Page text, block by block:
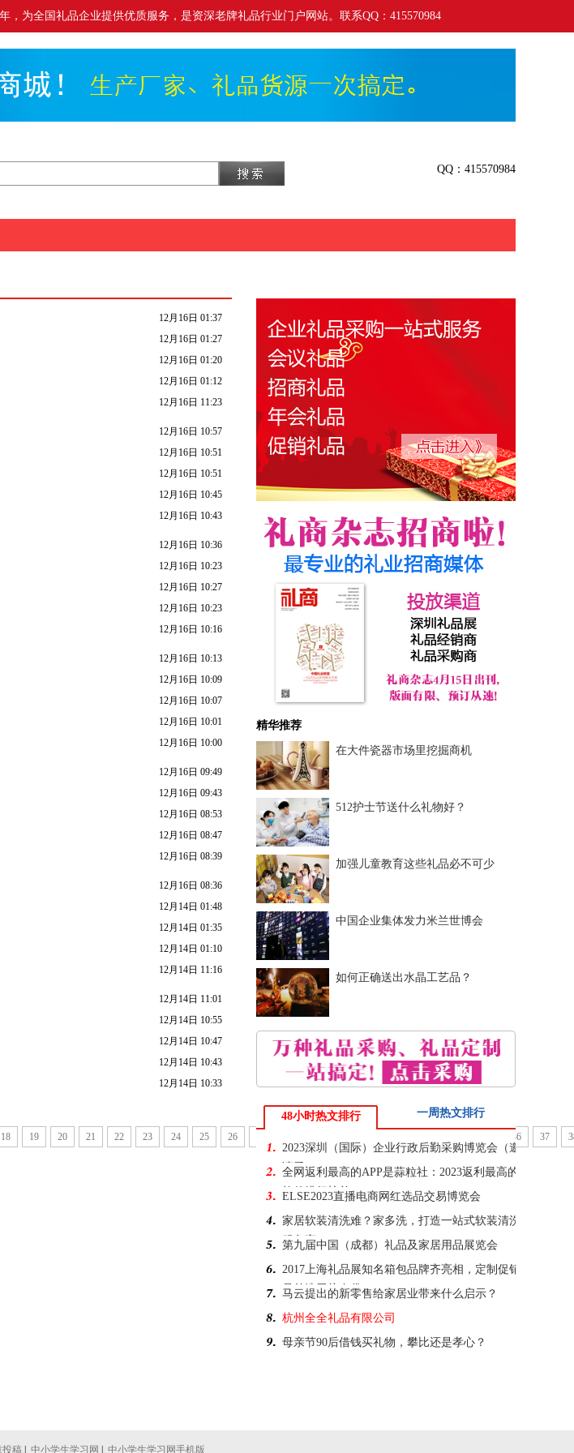
为全国礼品企业提供优质服务，是资深老牌礼品行业门户网站。联系QQ：415570984
QQ：415570984
12月16日 01:37
12月16日 01:27
12月16日 01:20
12月16日 01:12
12月16日 11:23
12月16日 10:57
12月16日 10:51
12月16日 10:51
12月16日 10:45
12月16日 10:43
12月16日 10:36
12月16日 10:23
12月16日 10:27
12月16日 10:23
12月16日 10:16
12月16日 10:13
12月16日 10:09
12月16日 10:07
12月16日 10:01
12月16日 10:00
12月16日 09:49
12月16日 09:43
12月16日 08:53
12月16日 08:47
12月16日 08:39
12月16日 08:36
12月14日 01:48
12月14日 01:35
12月14日 01:10
12月14日 11:16
12月14日 11:01
12月14日 10:55
12月14日 10:47
12月14日 10:43
12月14日 10:33
18 19 20 21 22 23 24 25 26 36 37
精华推荐
在大件瓷器市场里挖掘商机
512护士节送什么礼物好？
加强儿童教育这些礼品必不可少
中国企业集体发力米兰世博会
如何正确送出水晶工艺品？
48小时热文排行 一周热文排行
2023深圳（国际）企业行政后勤采购博览会（邀
请函）
全网返利最高的APP是蒜粒社：2023返利最高的
软件排行榜单
ELSE2023直播电商网红选品交易博览会
家居软装清洗难？家多洗，打造一站式软装清洗
服务商
第九届中国（成都）礼品及家居用品展览会
2017上海礼品展知名箱包品牌齐亮相，定制促销
品首选无纺布袋
马云提出的新零售给家居业带来什么启示？
杭州全全礼品有限公司
母亲节90后借钱买礼物，攀比还是孝心？
投稿 中小学生学习网 中小学生学习网手机版